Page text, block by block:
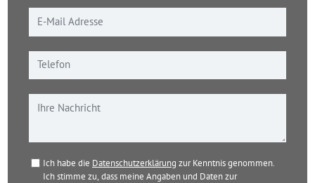
Ich habe die Datenschutzerklärung zur Kenntnis genommen.
Ich stimme zu, dass meine Angaben und Daten zur